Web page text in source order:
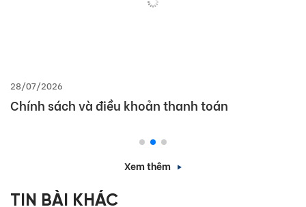
28/07/2026
Chính sách và điều khoản thanh toán
Xem thêm
TIN BÀI KHÁC